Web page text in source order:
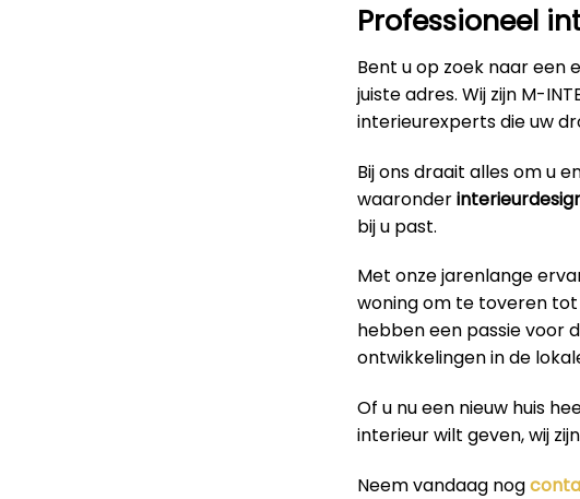
Professioneel
Bent u op zoek naar een
juiste adres. Wij zijn M-
interieurexperts die uw
Bij ons draait alles om u
waaronder
bij u past.
Met onze jarenlange
woning om te toveren
hebben een passie voor
ontwikkelingen in de
Of u nu een nieuw huis
interieur wilt geven, wij
Neem vandaag nog